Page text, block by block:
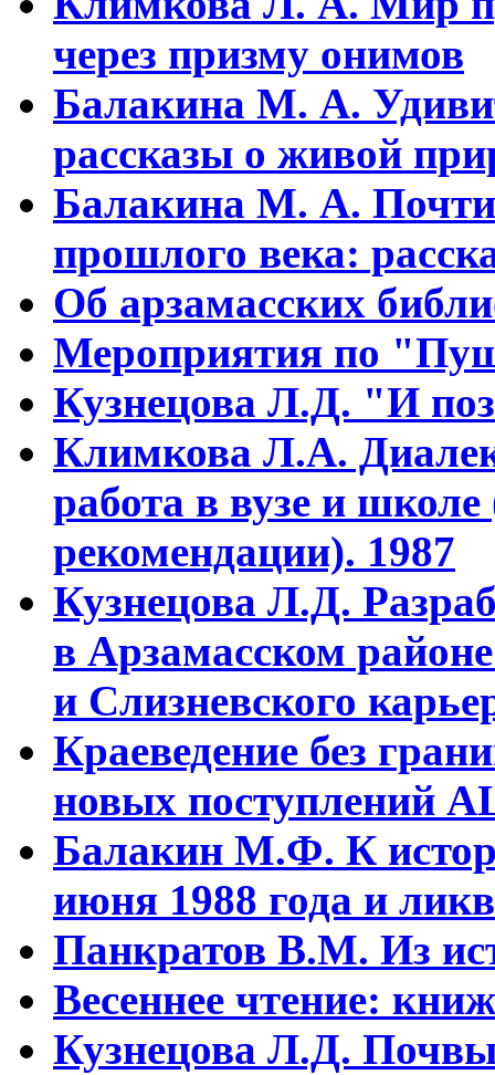
через призму онимов
Балакина М. А.
рассказы о живой
Балакина М. А. Почти
прошлого века:
Об арзамасских
Мероприятия по
Кузнецова Л.Д. "И
Климкова Л.А.
работа в вузе и
рекомендации). 1987
Кузнецова Л.Д.
в Арзамасском
и Слизневского
Краеведение без
новых поступлений
Балакин М.Ф. К
июня 1988 года и
Панкратов В.М. Из
Весеннее чтение:
Кузнецова Л.Д. Почвы